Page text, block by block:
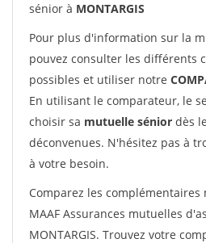
sénior à MONTARGIS
Pour plus d'information sur la
pouvez consulter les différents
possibles et utiliser notre
En utilisant le comparateur, le
choisir sa mutuelle sénior dès
déconvenues. N'hésitez pas à
à votre besoin.
Comparez les
MAAF Assurances mutuelles
MONTARGIS. Trouvez votre